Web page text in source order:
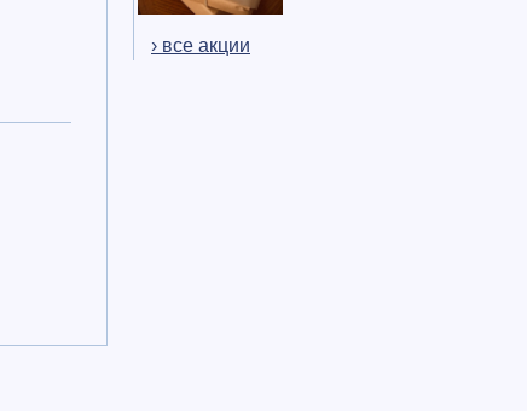
› все акции